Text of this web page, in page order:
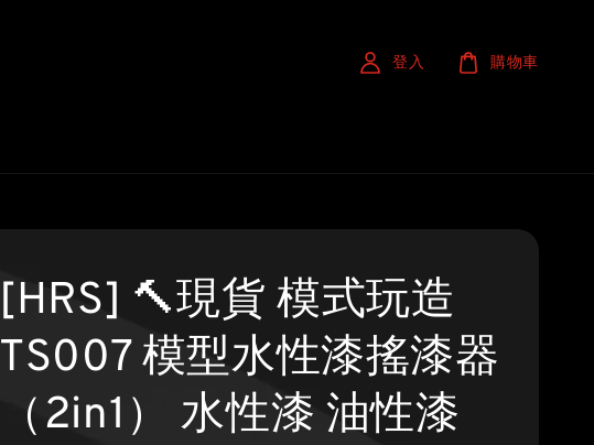
登入 購物車
[HRS] 🔨現貨 模式玩造
TS007 模型水性漆搖漆器
（2in1） 水性漆 油性漆